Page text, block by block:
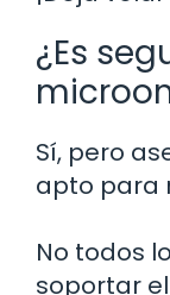
¿Es
Sí, pero
apto para
No todos
soportar